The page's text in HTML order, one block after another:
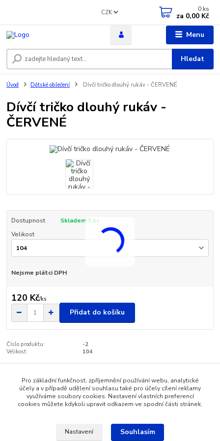
Menu
CZK
Hledat
0 ks
za 0,00 Kč
Úvod Dětské oblečení Dívčí tričko dlouhý rukáv - ČERVENÉ
Dívčí tričko dlouhý rukáv -
ČERVENÉ
Dostupnost
Skladem 5 ks
Velikost
Nejsme plátci DPH
120 Kč/ks
Přidat do košíku
Číslo produktu:
-2
Velikost:
104
Zboží zařazeno v kategoriích
Dětské oblečení
Pro základní funkčnost, zpříjemnění používání webu, analytické
účely a v případě udělení souhlasu také pro účely cílení reklamy
využíváme soubory cookies. Nastavení vlastních preferencí
cookies můžete kdykoli upravit odkazem ve spodní části stránek.
Nastavení Souhlasím